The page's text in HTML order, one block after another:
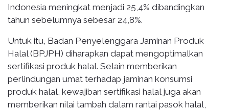
Indonesia meningkat menjadi 25,4% dibandingkan
tahun sebelumnya sebesar 24,8%.
Untuk itu, Badan Penyelenggara Jaminan Produk
Halal (BPJPH) diharapkan dapat mengoptimalkan
sertifikasi produk halal. Selain memberikan
perlindungan umat terhadap jaminan konsumsi
produk halal, kewajiban sertifikasi halal juga akan
memberikan nilai tambah dalam rantai pasok halal,